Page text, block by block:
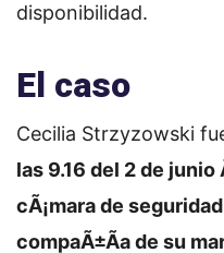
disponibilidad.
El caso
Cecilia Strzyzowski
las 9.16 del 2 de junio
cÃ¡mara de
compaÃ±Ã­a de su